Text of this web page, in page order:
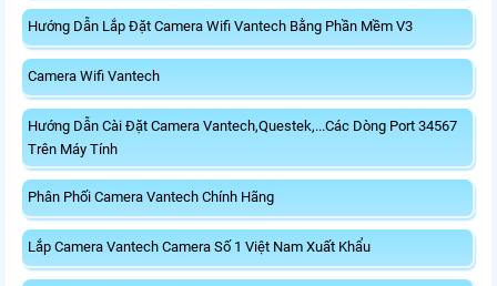
Hướng Dẫn Lắp Đặt Camera Wifi Vantech Bằng Phần Mềm V3
Camera Wifi Vantech
Hướng Dẫn Cài Đặt Camera Vantech,Questek,...Các Dòng Port 34567
Trên Máy Tính
Phân Phối Camera Vantech Chính Hãng
Lắp Camera Vantech Camera Số 1 Việt Nam Xuất Khẩu